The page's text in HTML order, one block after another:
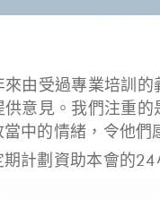
來由受過專業培訓
意見。我們注重
中的情緒，令他
計劃資助本會的